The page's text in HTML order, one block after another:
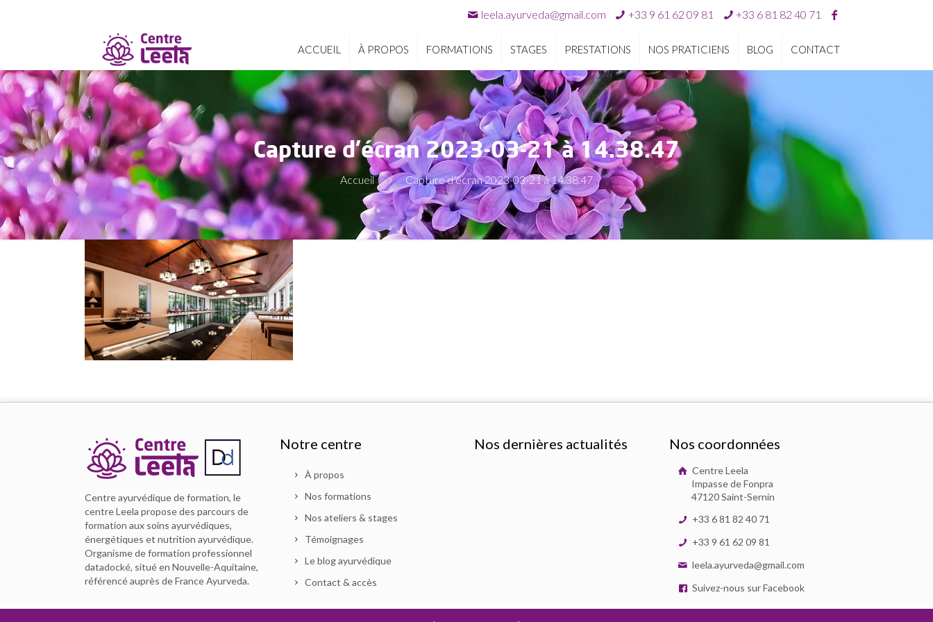
leela.ayurveda@gmail.com +33 9 61 62 09 81 +33 6 81 82 40 71
ACCUEIL À PROPOS FORMATIONS STAGES PRESTATIONS NOS PRATICIENS BLOG CONTACT
Capture d’écran 2023-03-21 à 14.38.47
Accueil Capture d’écran 2023-03-21 à 14.38.47
Centre ayurvédique de formation, le
centre Leela propose des parcours de
formation aux soins ayurvédiques,
énergétiques et nutrition ayurvédique.
Organisme de formation professionnel
datadocké, situé en Nouvelle-Aquitaine,
référencé auprès de France Ayurveda.
Notre centre
À propos
Nos formations
Nos ateliers & stages
Témoignages
Le blog ayurvédique
Contact & accès
Nos dernières actualités Nos coordonnées
Centre Leela
Impasse de Fonpra
47120 Saint-Sernin
+33 6 81 82 40 71
+33 9 61 62 09 81
leela.ayurveda@gmail.com
Suivez-nous sur Facebook